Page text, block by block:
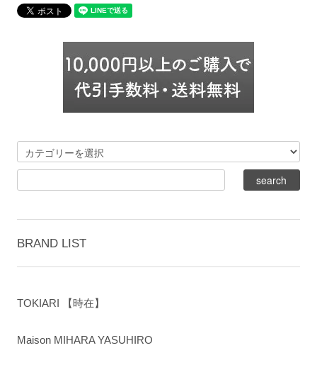
BRAND LIST
TOKIARI 【時在】
Maison MIHARA YASUHIRO